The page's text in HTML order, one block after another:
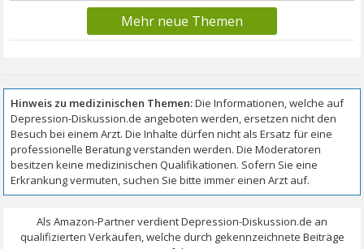
Mehr neue Themen